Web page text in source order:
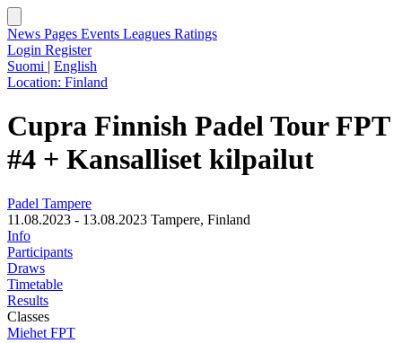
News Pages Events Leagues Ratings
Login Register
Suomi | English
Location: Finland
Cupra Finnish Padel Tour FPT
#4 + Kansalliset kilpailut
Padel Tampere
11.08.2023 - 13.08.2023 Tampere, Finland
Info
Participants
Draws
Timetable
Results
Classes
Miehet FPT